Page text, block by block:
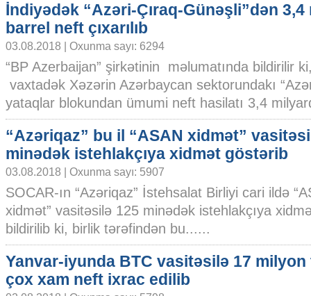
İndiyədək “Azəri-Çıraq-Günəşli”dən
barrel neft çıxarılıb
03.08.2018 | Oxunma sayı: 6294
“BP Azerbaijan” şirkətinin məlumatında bildirilir
vaxtadək Xəzərin Azərbaycan sektorundakı
yataqlar blokundan ümumi neft hasilatı 3,4
“Azəriqaz” bu il “ASAN xidmət”
minədək istehlakçıya xidmət göstərib
03.08.2018 | Oxunma sayı: 5907
SOCAR-ın “Azəriqaz” İstehsalat Birliyi cari ildə
xidmət” vasitəsilə 125 minədək istehlakçıya
bildirilib ki, birlik tərəfindən bu......
Yanvar-iyunda BTC vasitəsilə 17
çox xam neft ixrac edilib